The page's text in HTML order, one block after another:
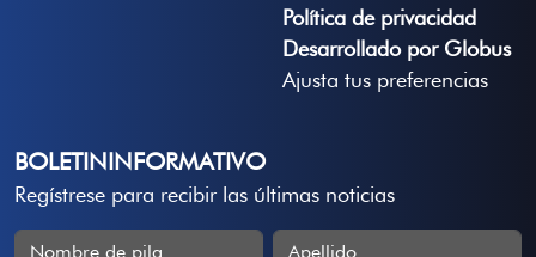
Política de privacidad
Desarrollado por Globus
Ajusta tus preferencias
BOLETININFORMATIVO
Regístrese para recibir las últimas noticias